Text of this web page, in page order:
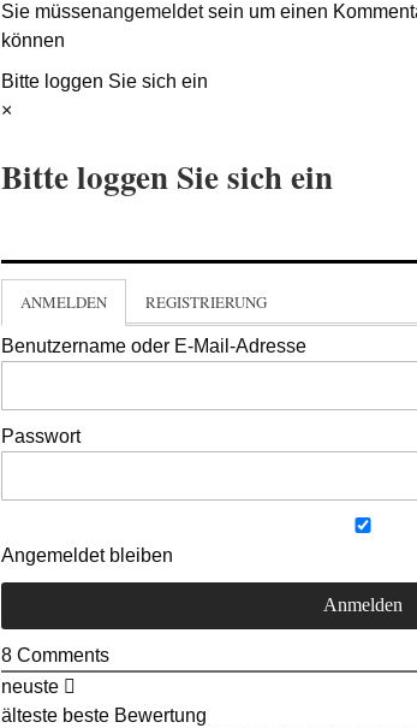
Sie müssenangemeldetsein um einen
können
Bitte loggen Sie sich ein
×
Bitte loggen Sie sich ein
ANMELDEN REGISTRIERUNG
Benutzername oder E-Mail-Adresse
Passwort
Angemeldet bleiben
8 Comments
neuste
älteste beste Bewertung